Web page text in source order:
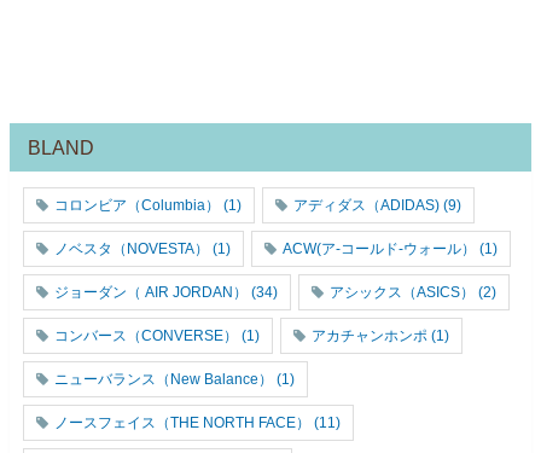
BLAND
コロンビア（Columbia） (1) アディダス（ADIDAS) (9)
ノベスタ（NOVESTA） (1) ACW(ア-コールド-ウォール） (1)
ジョーダン（ AIR JORDAN） (34) アシックス（ASICS） (2)
コンバース（CONVERSE） (1) アカチャンホンポ (1)
ニューバランス（New Balance） (1)
ノースフェイス（THE NORTH FACE） (11)